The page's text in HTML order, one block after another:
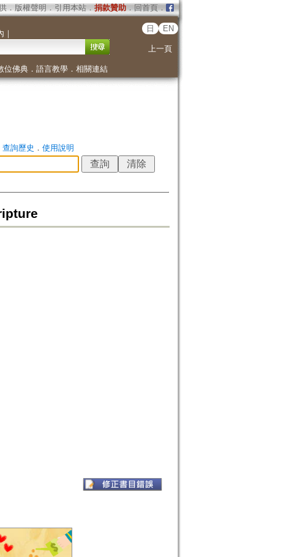
． 版權聲明 ． 引用本站． 捐款贊助．回首頁．
｜
日 EN
上一頁
位佛典． 語言教學． 相關連結
查詢歷史 ． 使用說明